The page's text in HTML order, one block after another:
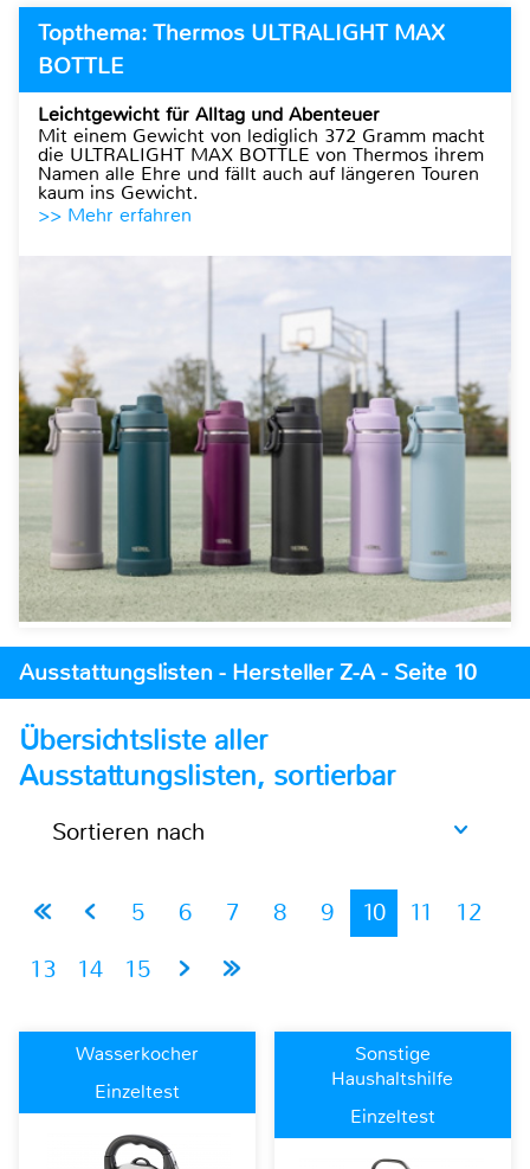
Topthema: Thermos ULTRALIGHT MAX
BOTTLE
Leichtgewicht für Alltag und Abenteuer
Mit einem Gewicht von lediglich 372 Gramm macht
die ULTRALIGHT MAX BOTTLE von Thermos ihrem
Namen alle Ehre und fällt auch auf längeren Touren
kaum ins Gewicht.
>> Mehr erfahren
Ausstattungslisten - Hersteller Z-A - Seite 10
Übersichtsliste aller
Ausstattungslisten, sortierbar
Sortieren nach
5 6 7 8 9 10 11
12
13
14 15
Wasserkocher
Einzeltest
Sonstige
Haushaltshilfe
Einzeltest